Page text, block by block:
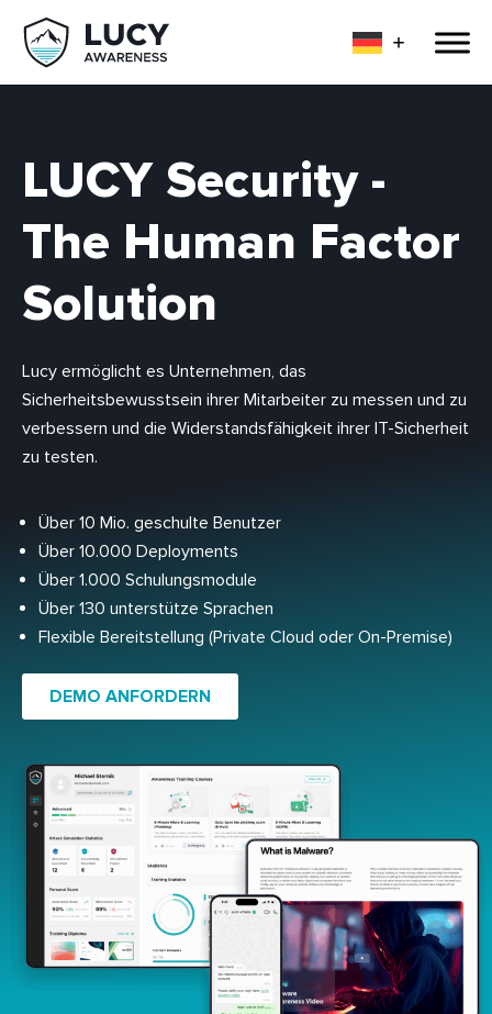
LUCY Security -
The Human Factor
Solution
Lucy ermöglicht es Unternehmen, das
Sicherheitsbewusstsein ihrer Mitarbeiter zu messen und zu
verbessern und die Widerstandsfähigkeit ihrer IT-Sicherheit
zu testen.
Über 10 Mio. geschulte Benutzer
Über 10.000 Deployments
Über 1.000 Schulungsmodule
Über 130 unterstütze Sprachen
Flexible Bereitstellung (Private Cloud oder On-Premise)
DEMO ANFORDERN